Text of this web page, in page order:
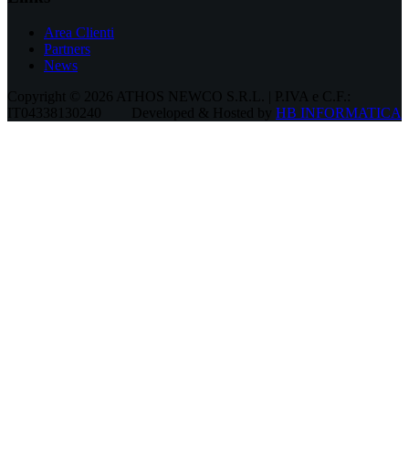
Area Clienti
Partners
News
Copyright © 2026 ATHOS NEWCO S.R.L. | P.IVA e C.F.:
IT04338130240
Developed & Hosted by HB INFORMATICA